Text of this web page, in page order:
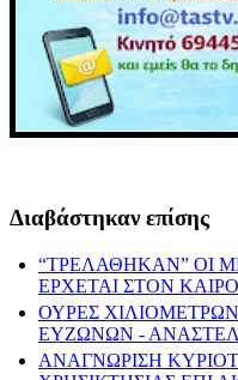
Διαβάστηκαν επίσης
“ΤΡΕΛΑΘΗΚΑΝ” ΟΙ
ΕΡΧΕΤΑΙ ΣΤΟΝ ΚΑΙΡΟ
ΟΥΡΕΣ
ΕΥΖΩΝΩΝ -
ΑΝΑΓΝΩΡΙΣΗ